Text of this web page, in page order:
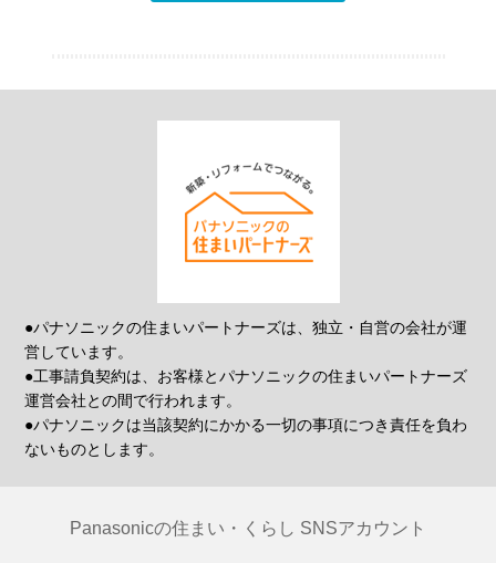
●パナソニックの住まいパートナーズは、独立・自営の会社が運
営しています。
●工事請負契約は、お客様とパナソニックの住まいパートナーズ
運営会社との間で行われます。
●パナソニックは当該契約にかかる一切の事項につき責任を負わ
ないものとします。
Panasonicの住まい・くらし SNSアカウント